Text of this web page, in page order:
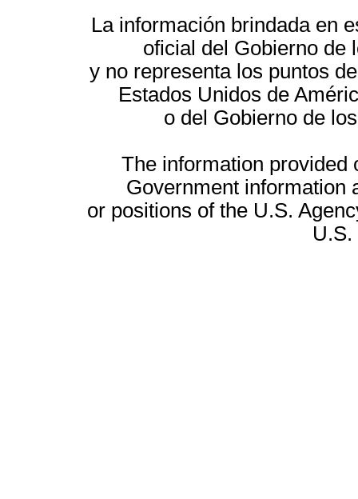
La información brindada en
oficial del Gobierno de
y no representa los puntos
Estados Unidos de
o del Gobierno de
The information provided
Government information
or positions of the U.S.